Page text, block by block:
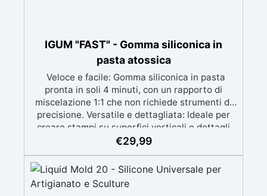
IGUM "FAST" - Gomma siliconica in
pasta atossica
Veloce e facile: Gomma siliconica in pasta
pronta in soli 4 minuti, con un rapporto di
miscelazione 1:1 che non richiede strumenti di
precisione. Versatile e dettagliata: Ideale per
creare stampi su superfici verticali e dettagli
intricati, compatibile con resine, gesso, cera,
Atossica e sicura: Formulazione inodore,
atossica e facile da maneggiare senza guanti o
mascherina. Alta resistenza e durabilità:
€29,99